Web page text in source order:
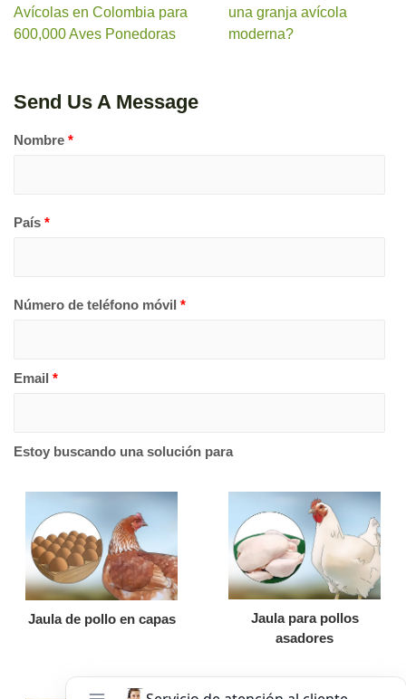
Avícolas en Colombia para
600,000 Aves Ponedoras
una granja avícola
moderna?
Send Us A Message
Nombre *
País *
Número de teléfono móvil *
Email *
Estoy buscando una solución para
Jaula de pollo en capas
Jaula para pollos
asadores